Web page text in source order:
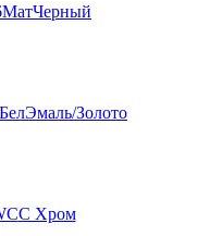
МатЧерный
Золото
C Хром